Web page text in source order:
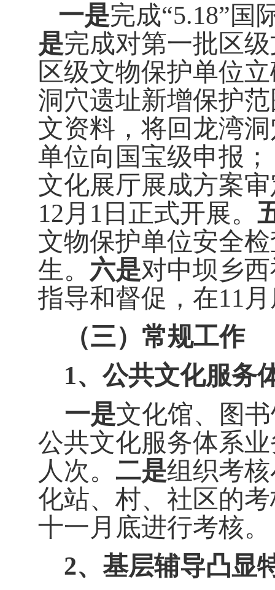
一是完成“5.18”国
是完成对第一批区
区级文物保护单位
洞穴遗址新增保护
文资料，将回龙湾
单位向国宝级申报
文化展厅展成方案
12 月 1 日正式开展。
文物保护单位安全
生。 六是对中坝乡
指导和督促，在11
（三）常规工作
1、公共文化服务
一是文化馆、图
公共文化服务体系
人次。 二是组织考
化站、村、社区的
十一月底进行考核。
2、基层辅导凸显